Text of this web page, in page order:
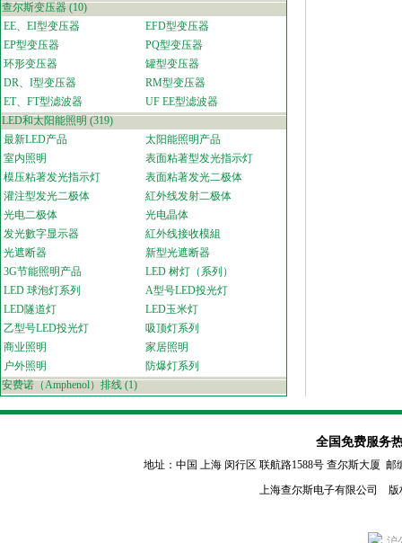
查尔斯变压器 (10)
EE、EI型变压器
EFD型变压器
EP型变压器
PQ型变压器
环形变压器
罐型变压器
DR、I型变压器
RM型变压器
ET、FT型滤波器
UF EE型滤波器
LED和太阳能照明 (319)
最新LED产品
太阳能照明产品
室内照明
表面粘著型发光指示灯
模压粘著发光指示灯
表面粘著发光二极体
灌注型发光二极体
紅外线发射二极体
光电二极体
光电晶体
发光數字显示器
紅外线接收模組
光遮断器
新型光遮断器
3G节能照明产品
LED 树灯（系列）
LED 球泡灯系列
A型号LED投光灯
LED隧道灯
LED玉米灯
乙型号LED投光灯
吸顶灯系列
商业照明
家居照明
户外照明
防爆灯系列
安费诺（Amphenol）排线 (1)
全国免费服务
地址：中国 上海 闵行区 联航路1588号 查尔斯大厦 邮
上海查尔斯电子有限公司